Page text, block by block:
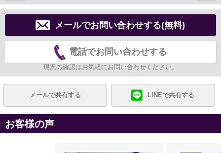
メールでお問い合わせする(無料)
電話でお問い合わせする
現況の確認はお気軽にお問い合わせください。
メールで共有する LINEで共有する
お客様の声